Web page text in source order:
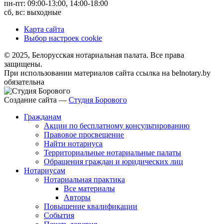
пн-пт: 09:00-13:00, 14:00-18:00
сб, вс: выходные
Карта сайта
Выбор настроек cookie
© 2025, Белорусская нотариальная палата. Все права
защищены.
При использовании материалов сайта ссылка на belnotary.by
обязательна
Создание сайта — Студия Борового
Гражданам
Акции по бесплатному консультированию
Правовое просвещение
Найти нотариуса
Территориальные нотариальные палаты
Обращения граждан и юридических лиц
Нотариусам
Нотариальная практика
Все материалы
Авторы
Повышение квалификации
События